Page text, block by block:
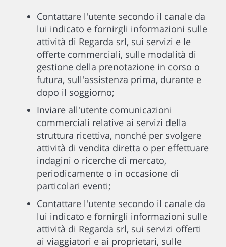
Contattare l'utente secondo il canale da
lui indicato e fornirgli informazioni sulle
attività di Regarda srl, sui servizi e le
offerte commerciali, sulle modalità di
gestione della prenotazione in corso o
futura, sull'assistenza prima, durante e
dopo il soggiorno;
Inviare all'utente comunicazioni
commerciali relative ai servizi della
struttura ricettiva, nonché per svolgere
attività di vendita diretta o per effettuare
indagini o ricerche di mercato,
periodicamente o in occasione di
particolari eventi;
Contattare l'utente secondo il canale da
lui indicato e fornirgli informazioni sulle
attività di Regarda srl, sui servizi offerti
ai viaggiatori e ai proprietari, sulle